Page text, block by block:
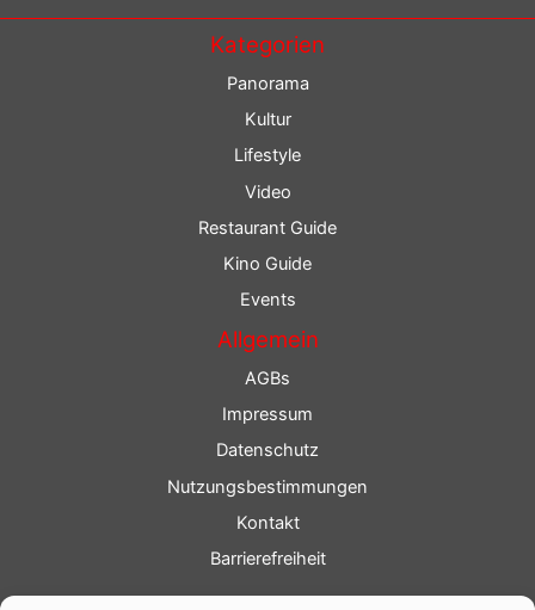
Kategorien
Panorama
Kultur
Lifestyle
Video
Restaurant Guide
Kino Guide
Events
Allgemein
AGBs
Impressum
Datenschutz
Nutzungsbestimmungen
Kontakt
Barrierefreiheit